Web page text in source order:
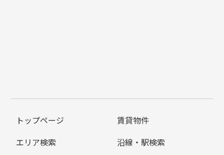
トップページ
賃貸物件
エリア検索
沿線・駅検索